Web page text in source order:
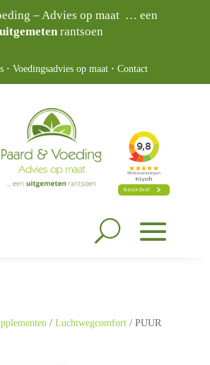
– Advies op maat … een
uitgemetenrantsoen
·Voedingsadvies op maat ·Contact
/ Luchtwegcomfort/ PUUR